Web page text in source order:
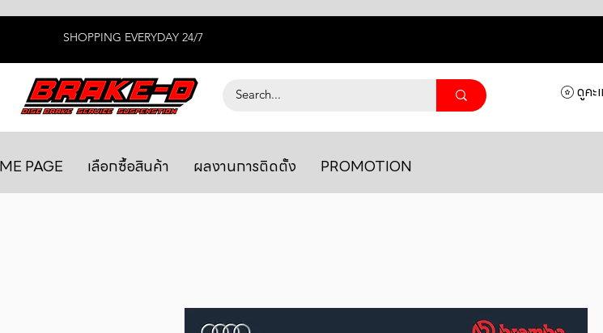
SHOPPING EVERYDAY 24/7
ดูคะ
PAGE เลือกซื้อสินค้า ผลงานการติดตั้ง PROMOTION